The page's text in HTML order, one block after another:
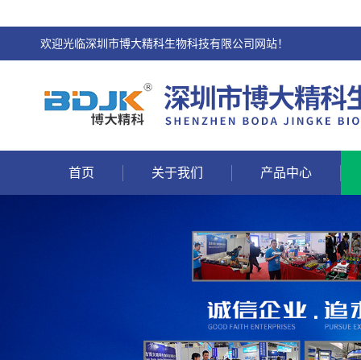
欢迎光临深圳市博大精科生物科技有限公司网站！
首页 关于我们 产品中心